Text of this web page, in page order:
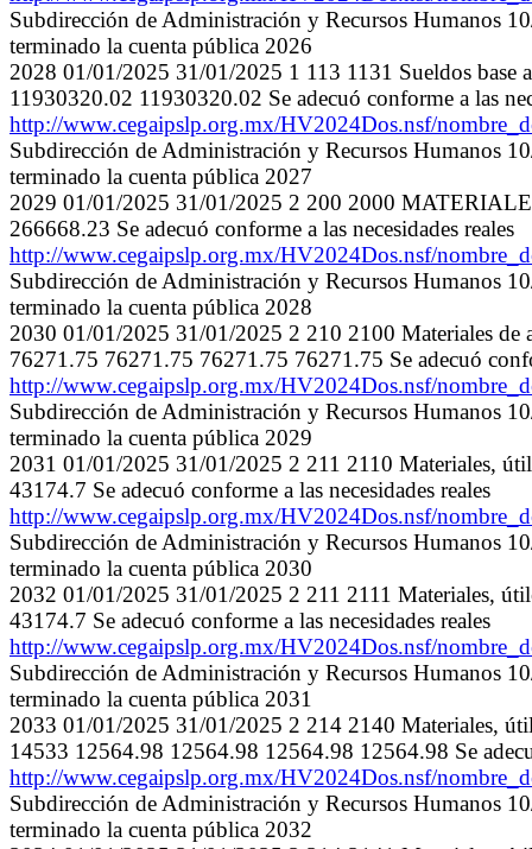
Subdirección de Administración y Recursos Humanos
terminado la cuenta pública 2026
2028 01/01/2025 31/01/2025 1 113 1131 Sueldos
11930320.02 11930320.02 Se adecuó conforme a las
http://www.cegaipslp.org.mx/HV2024Dos.nsf/
Subdirección de Administración y Recursos Humanos
terminado la cuenta pública 2027
2029 01/01/2025 31/01/2025 2 200 2000
266668.23 Se adecuó conforme a las necesidades reales
http://www.cegaipslp.org.mx/HV2024Dos.nsf/
Subdirección de Administración y Recursos Humanos
terminado la cuenta pública 2028
2030 01/01/2025 31/01/2025 2 210 2100 Materiales
76271.75 76271.75 76271.75 76271.75 Se adecuó
http://www.cegaipslp.org.mx/HV2024Dos.nsf/
Subdirección de Administración y Recursos Humanos
terminado la cuenta pública 2029
2031 01/01/2025 31/01/2025 2 211 2110 Materiales,
43174.7 Se adecuó conforme a las necesidades reales
http://www.cegaipslp.org.mx/HV2024Dos.nsf/
Subdirección de Administración y Recursos Humanos
terminado la cuenta pública 2030
2032 01/01/2025 31/01/2025 2 211 2111 Materiales,
43174.7 Se adecuó conforme a las necesidades reales
http://www.cegaipslp.org.mx/HV2024Dos.nsf/
Subdirección de Administración y Recursos Humanos
terminado la cuenta pública 2031
2033 01/01/2025 31/01/2025 2 214 2140 Materiales,
14533 12564.98 12564.98 12564.98 12564.98 Se
http://www.cegaipslp.org.mx/HV2024Dos.nsf/
Subdirección de Administración y Recursos Humanos
terminado la cuenta pública 2032